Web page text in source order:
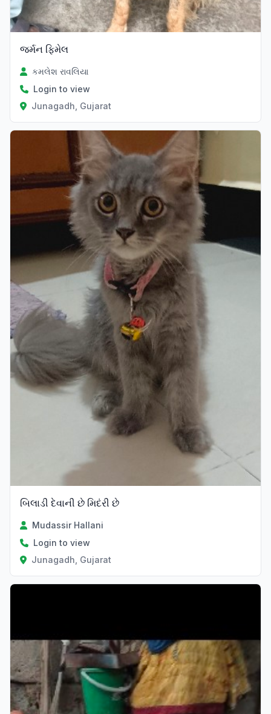
જર્મન ફિમેલ
કમલેશ રાવલિયા
Login to view
Junagadh, Gujarat
બિલાડી દેવાની છે મિદંરી છે
Mudassir Hallani
Login to view
Junagadh, Gujarat